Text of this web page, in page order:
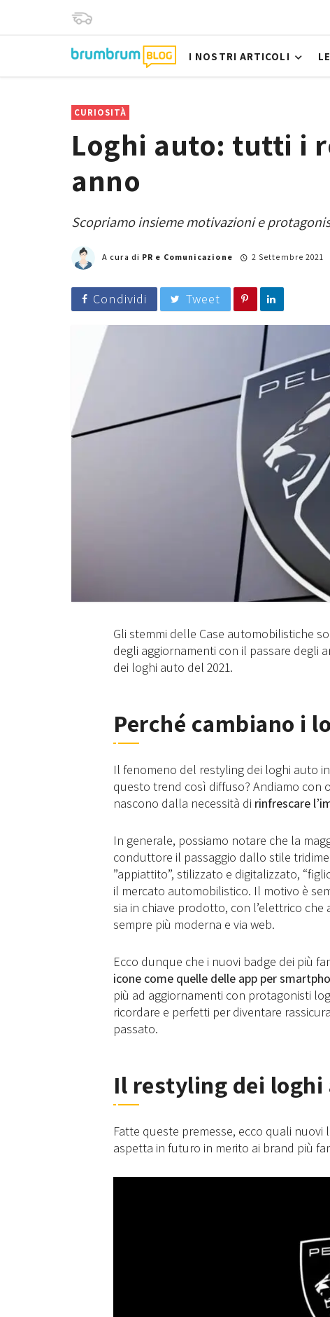
I NOSTRI ARTICOLI
CURIOSITÀ
Loghi auto: tutti i
anno
Scopriamo insieme motivazioni e
A cura di PR e Comunicazione 2 Settembre 2021
Condividi Tweet
Gli stemmi delle Case automobilistiche
degli aggiornamenti con il passare degli
dei loghi auto del 2021.
Perché cambiano i
Il fenomeno del restyling dei loghi auto
questo trend così diffuso? Andiamo con
nascono dalla necessità di rinfrescare
In generale, possiamo notare che la
conduttore il passaggio dallo stile
”appiattito”, stilizzato e digitalizzato,
il mercato automobilistico. Il motivo è
sia in chiave prodotto, con l’elettrico
sempre più moderna e via web.
Ecco dunque che i nuovi badge dei più
icone come quelle delle app per
più ad aggiornamenti con protagonisti
ricordare e perfetti per diventare
passato.
Il restyling dei loghi
Fatte queste premesse, ecco quali
aspetta in futuro in merito ai brand più